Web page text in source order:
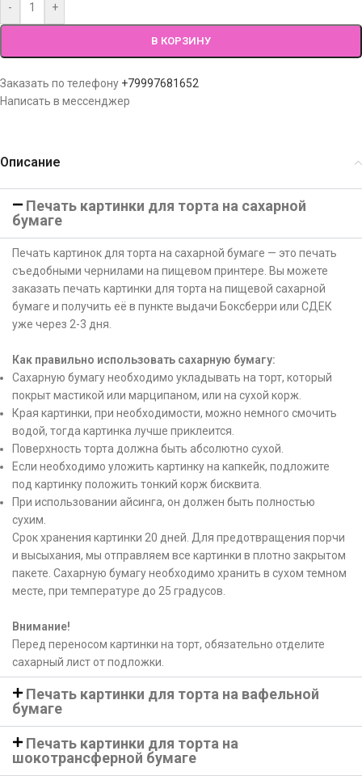
- +
В КОРЗИНУ
Заказать по телефону +79997681652
Написать в мессенджер
Описание
Печать картинки для торта на сахарной
бумаге
Печать картинок для торта на сахарной бумаге — это печать
съедобными чернилами на пищевом принтере. Вы можете
заказать печать картинки для торта на пищевой сахарной
бумаге и получить её в пункте выдачи Боксберри или СДЕК
уже через 2-3 дня.
Как правильно использовать сахарную бумагу:
Сахарную бумагу необходимо укладывать на торт, который
покрыт мастикой или марципаном, или на сухой корж.
Края картинки, при необходимости, можно немного смочить
водой, тогда картинка лучше приклеится.
Поверхность торта должна быть абсолютно сухой.
Если необходимо уложить картинку на капкейк, подложите
под картинку положить тонкий корж бисквита.
При использовании айсинга, он должен быть полностью
сухим.
Срок хранения картинки 20 дней. Для предотвращения порчи
и высыхания, мы отправляем все картинки в плотно закрытом
пакете. Сахарную бумагу необходимо хранить в сухом темном
месте, при температуре до 25 градусов.
Внимание!
Перед переносом картинки на торт, обязательно отделите
сахарный лист от подложки.
Печать картинки для торта на вафельной
бумаге
Печать картинки для торта на
шокотрансферной бумаге